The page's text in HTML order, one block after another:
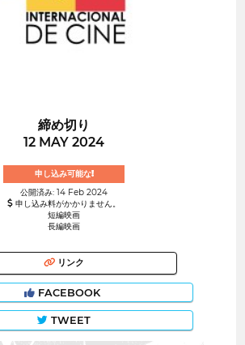
締め切り
12 MAY 2024
申し込み可能な!
公開済み: 14 Feb 2024
申し込み料がかかりません。
短編映画
長編映画
リンク
FACEBOOK
TWEET